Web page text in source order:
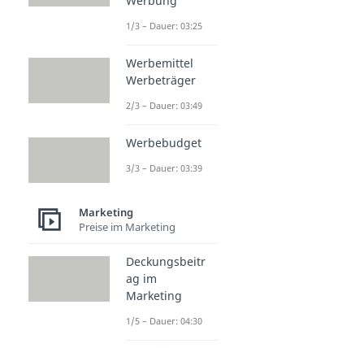
1/3 – Dauer: 03:25
Werbemittel
Werbeträger
2/3 – Dauer: 03:49
Werbebudget
3/3 – Dauer: 03:39
Marketing
Preise im Marketing
Deckungsbeitr
ag im
Marketing
1/5 – Dauer: 04:30